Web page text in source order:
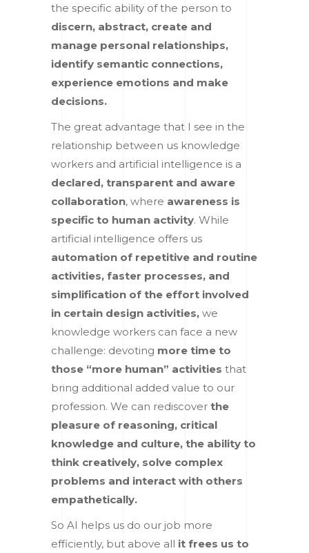
the specific ability of the person to
discern, abstract, create and
manage personal relationships,
identify semantic connections,
experience emotions and make
decisions.
The great advantage that I see in the
relationship between us knowledge
workers and artificial intelligence is a
declared, transparent and aware
collaboration, where awareness is
specific to human activity. While
artificial intelligence offers us
automation of repetitive and routine
activities, faster processes, and
simplification of the effort involved
in certain design activities, we
knowledge workers can face a new
challenge: devoting more time to
those “more human” activities that
bring additional added value to our
profession. We can rediscover the
pleasure of reasoning, critical
knowledge and culture, the ability to
think creatively, solve complex
problems and interact with others
empathetically.
So AI helps us do our job more
efficiently, but above all it frees us to